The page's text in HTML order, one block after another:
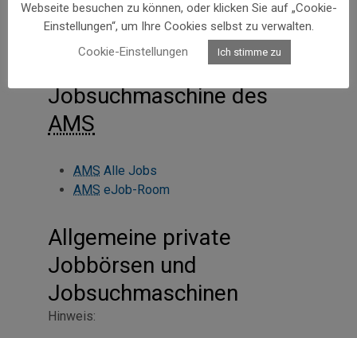
und Jobsuchmaschinen
Jobsuchmaschine des
AMS
AMS Alle Jobs
AMS eJob-Room
Allgemeine private
Jobbörsen und
Jobsuchmaschinen
Hinweis:
Webseite besuchen zu können, oder klicken Sie auf „Cookie-
Einstellungen“, um Ihre Cookies selbst zu verwalten.
Cookie-Einstellungen
Ich stimme zu